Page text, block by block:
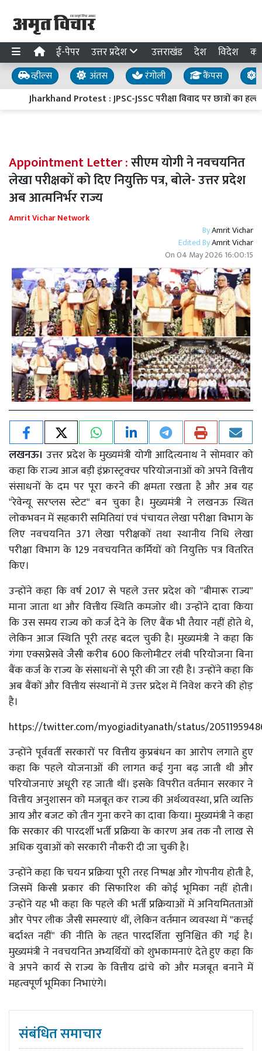
ई-पेपर उत्तर प्रदेश उत्तराखंड देश विदेश
व्हील्स अंतस रंगोली कैंपस
Jharkhand Protest : JPSC-JSSC परीक्षा विवाद पर छात्रों का
Appointment Letter :सीएम योगी ने नवचयनित
लेखा परीक्षकों को दिए नियुक्ति पत्र, बोले- उत्तर प्रदेश
अब आत्मनिर्भर राज्य
Amrit Vichar Network
ByAmrit Vichar
Edited ByAmrit Vichar
On04 May 2026 16:00:15
लखनऊ। उत्तर प्रदेश के मुख्यमंत्री योगी आदित्यनाथ ने सोमवार को
कहा कि राज्य आज बड़ी इंफ्रास्ट्रक्चर परियोजनाओं को अपने वित्तीय
संसाधनों के दम पर पूरा करने की क्षमता रखता है और अब यह
"रेवेन्यू सरप्लस स्टेट" बन चुका है। मुख्यमंत्री ने लखनऊ स्थित
लोकभवन में सहकारी समितियां एवं पंचायत लेखा परीक्षा विभाग के
लिए नवचयनित 371 लेखा परीक्षकों तथा स्थानीय निधि लेखा
परीक्षा विभाग के 129 नवचयनित कर्मियों को नियुक्ति पत्र वितरित
किए।
उन्होंने कहा कि वर्ष 2017 से पहले उत्तर प्रदेश को "बीमारू राज्य"
माना जाता था और वित्तीय स्थिति कमजोर थी। उन्होंने दावा किया
कि उस समय राज्य को कर्ज देने के लिए बैंक भी तैयार नहीं होते थे,
लेकिन आज स्थिति पूरी तरह बदल चुकी है। मुख्यमंत्री ने कहा कि
गंगा एक्सप्रेसवे जैसी करीब 600 किलोमीटर लंबी परियोजना बिना
बैंक कर्ज के राज्य के संसाधनों से पूरी की जा रही है। उन्होंने कहा कि
अब बैंकों और वित्तीय संस्थानों में उत्तर प्रदेश में निवेश करने की होड़
है।
https://twitter.com/myogiadityanath/status/
उन्होंने पूर्ववर्ती सरकारों पर वित्तीय कुप्रबंधन का आरोप लगाते हुए
कहा कि पहले योजनाओं की लागत कई गुना बढ़ जाती थी और
परियोजनाएं अधूरी रह जाती थीं। इसके विपरीत वर्तमान सरकार ने
वित्तीय अनुशासन को मजबूत कर राज्य की अर्थव्यवस्था, प्रति व्यक्ति
आय और बजट को तीन गुना करने का दावा किया। मुख्यमंत्री ने कहा
कि सरकार की पारदर्शी भर्ती प्रक्रिया के कारण अब तक नौ लाख से
अधिक युवाओं को सरकारी नौकरी दी जा चुकी है।
उन्होंने कहा कि चयन प्रक्रिया पूरी तरह निष्पक्ष और गोपनीय होती है,
जिसमें किसी प्रकार की सिफारिश की कोई भूमिका नहीं होती।
उन्होंने यह भी कहा कि पहले की भर्ती प्रक्रियाओं में अनियमितताओं
और पेपर लीक जैसी समस्याएं थीं, लेकिन वर्तमान व्यवस्था में "कत्तई
बर्दाश्त नहीं" की नीति के तहत पारदर्शिता सुनिश्चित की गई है।
मुख्यमंत्री ने नवचयनित अभ्यर्थियों को शुभकामनाएं देते हुए कहा कि
वे अपने कार्य से राज्य के वित्तीय ढांचे को और मजबूत बनाने में
महत्वपूर्ण भूमिका निभाएंगे।
संबंधित समाचार